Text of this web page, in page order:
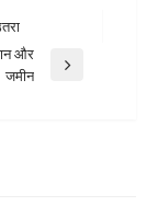
और
जमीन